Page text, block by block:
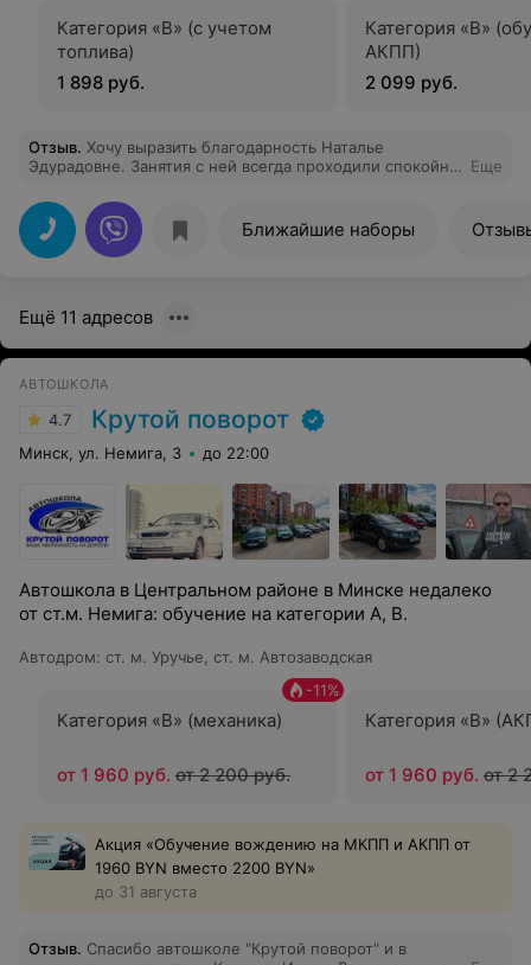
Категория «B» (с учетом
топлива)
1 898 руб.
Категория «B»
АКПП)
2 099 руб.
Отзыв. Хочу выразить благодарность Наталье
Эдурадовне. Занятия с ней всегда проходили спокойно
инструктору, потому что научилась не боятся водить и
быть внимательной за рулем. С Натальей Эдуардовной
и в огонь, и в воду. Рекомендую!
Еще
Ближайшие наборы
Ещё 11 адресов
АВТОШКОЛА
4.7 Крутой поворот
Минск, ул. Немига, 3 до 22:00
Автошкола в Центральном районе в Минске недалеко
от ст.м. Немига: обучение на категории А, В.
Автодром: ст. м. Уручье, ст. м. Автозаводская
Категория «B» (механика)
-11%
от 1 960 руб. от 2 200 руб.
Категория «B»
от 1 960 руб. от 2
Акция «Обучение вождению на МКПП и АКПП от
1960 BYN вместо 2200 BYN»
до 31 августа
Отзыв. Спасибо автошколе "Крутой поворот" и в